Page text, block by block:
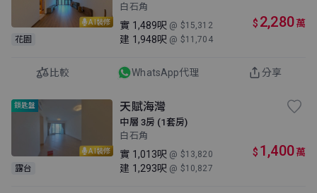
AI裝修
花園
白石角
實 1,489呎 @ $15,312
建 1,948呎 @ $11,704
$ 2,280萬
比較 WhatsApp代理 分享
AI裝修
鎖匙盤
露台
天賦海灣
中層 3房 (1套房)
白石角
實 1,013呎 @ $13,820
建 1,293呎 @ $10,827
$ 1,400萬